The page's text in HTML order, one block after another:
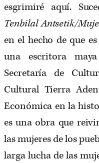
esgrimiré aquí.
Tenbilal Antsetik/
en el hecho de que
una escritora
Secretaría de
Cultural Tierra
Económica en la
es una obra que
las mujeres de los
larga lucha de las